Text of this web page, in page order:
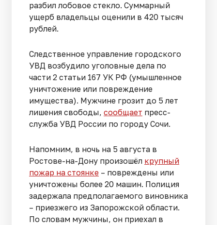
разбил лобовое стекло. Суммарный
ущерб владельцы оценили в 420 тысяч
рублей.
Следственное управление городского
УВД возбудило уголовные дела по
части 2 статьи 167 УК РФ (умышленное
уничтожение или повреждение
имущества). Мужчине грозит до 5 лет
лишения свободы, сообщает пресс-
служба УВД России по городу Сочи.
Напомним, в ночь на 5 августа в
Ростове-на-Дону произошёл крупный
пожар на стоянке – повреждены или
уничтожены более 20 машин. Полиция
задержала предполагаемого виновника
– приезжего из Запорожской области.
По словам мужчины, он приехал в